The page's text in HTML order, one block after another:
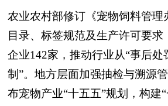
农业农村部修订《宠物饲料管理
目录、标签规范及生产许可要求
企业142家，推动行业从“事后处
制”。地方层面加强抽检与溯源
布宠物产业“十五五”规划，构建